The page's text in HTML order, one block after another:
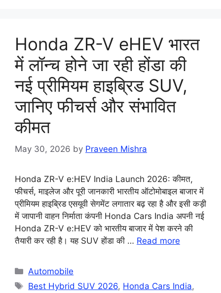
Honda ZR-V eHEV भारत
में लॉन्च होने जा रही होंडा की
नई प्रीमियम हाइब्रिड SUV,
जानिए फीचर्स और संभावित
कीमत
May 30, 2026 by Praveen Mishra
Honda ZR-V e:HEV India Launch 2026: कीमत,
फीचर्स, माइलेज और पूरी जानकारी भारतीय ऑटोमोबाइल बाजार में
प्रीमियम हाइब्रिड एसयूवी सेगमेंट लगातार बढ़ रहा है और इसी कड़ी
में जापानी वाहन निर्माता कंपनी Honda Cars India अपनी नई
Honda ZR-V e:HEV को भारतीय बाजार में पेश करने की
तैयारी कर रही है। यह SUV होंडा की … Read more
Categories
Automobile
Tags
Best Hybrid SUV 2026, Honda Cars India,